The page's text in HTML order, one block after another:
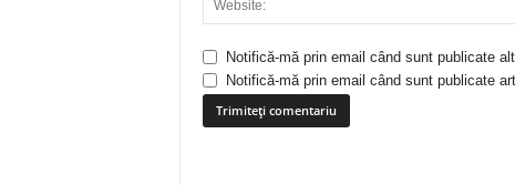
Notifică-mă prin email când sunt publicate
Notifică-mă prin email când sunt publicate